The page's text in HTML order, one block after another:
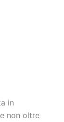
in
e non oltre